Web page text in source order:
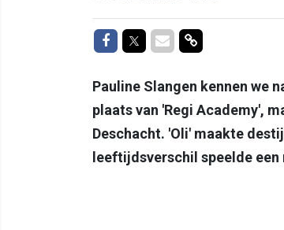
Delen op Facebook
Delen op Twitter
Delen via Mail
Delen via link
Pauline Slangen kennen we
plaats van 'Regi Academy',
Deschacht. 'Oli' maakte
leeftijdsverschil speelde een